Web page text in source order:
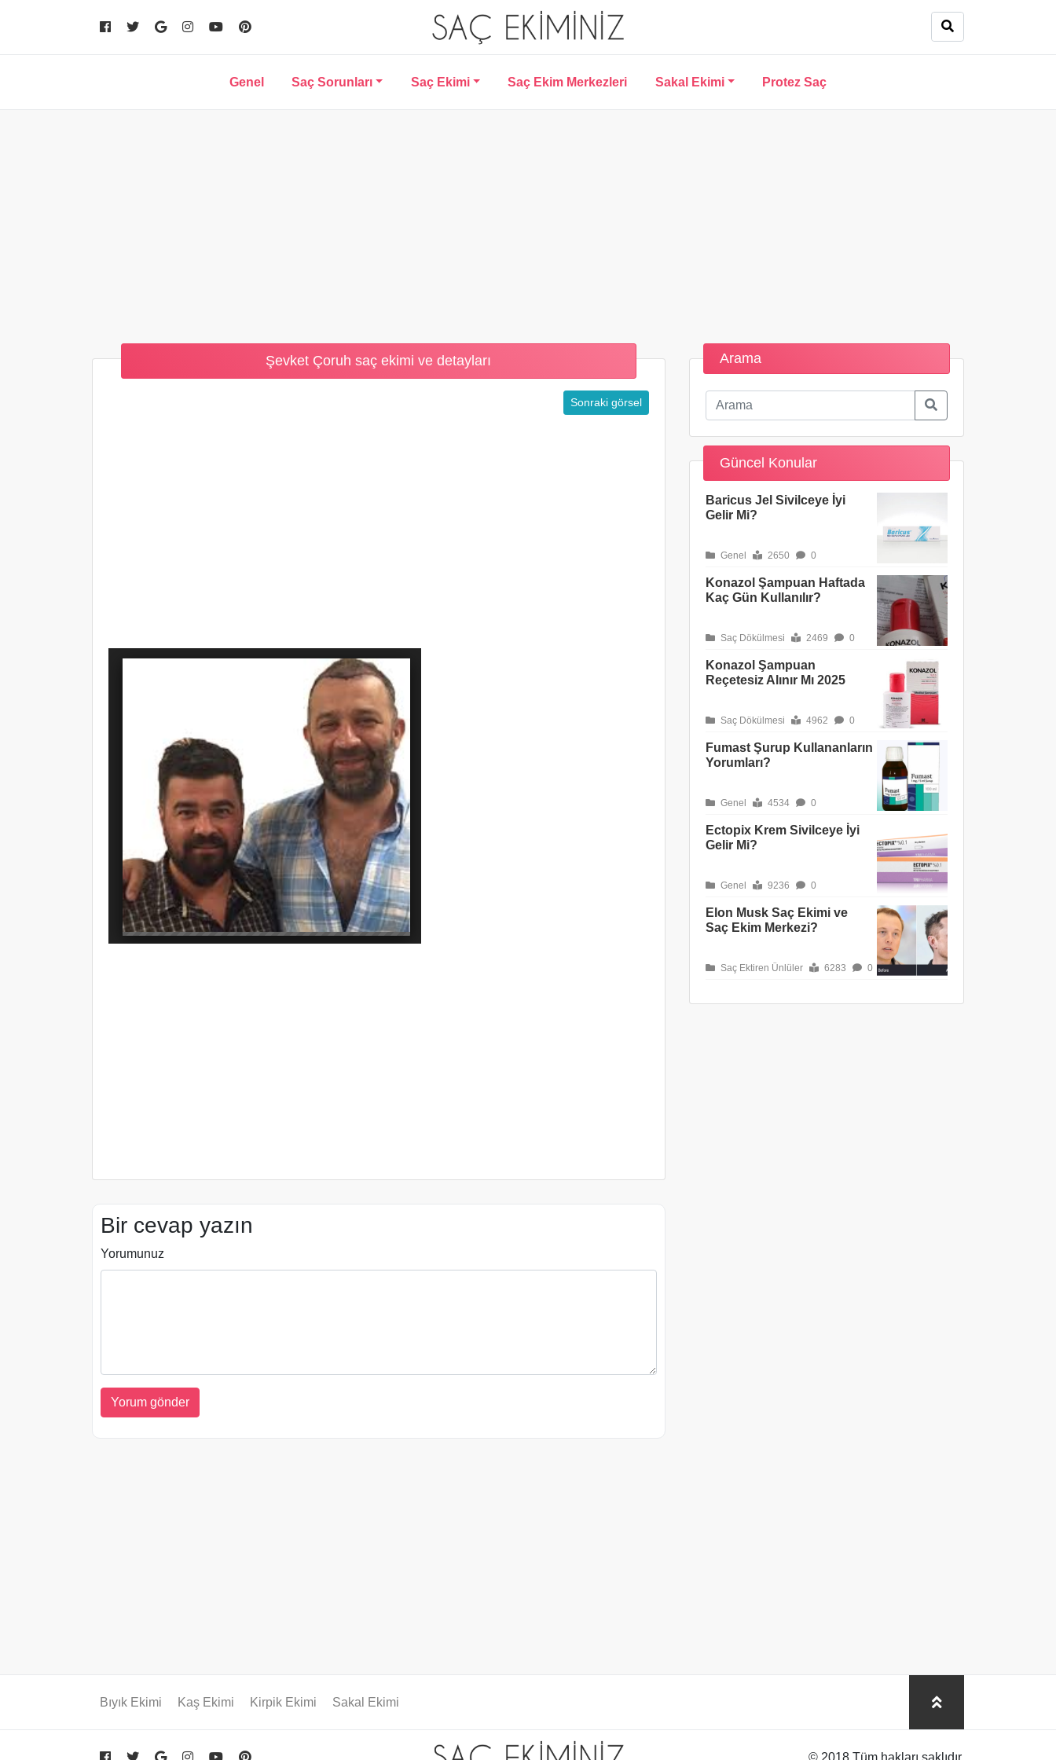
Genel Saç Sorunları Saç Ekimi Saç Ekim Merkezleri Sakal Ekimi Protez Saç
Şevket Çoruh saç ekimi ve detayları
Sonraki görsel
Bir cevap yazın
Yorumunuz
Arama
Güncel Konular
Baricus Jel Sivilceye İyi
Gelir Mi?
Genel 2650 0
Konazol Şampuan Haftada
Kaç Gün Kullanılır?
Saç Dökülmesi 2469 0
Konazol Şampuan
Reçetesiz Alınır Mı 2025
Saç Dökülmesi 4962 0
Fumast Şurup Kullananların
Yorumları?
Genel 4534 0
Ectopix Krem Sivilceye İyi
Gelir Mi?
Genel 9236 0
Elon Musk Saç Ekimi ve
Saç Ekim Merkezi?
Saç Ektiren Ünlüler 6283 0
Bıyık Ekimi Kaş Ekimi Kirpik Ekimi Sakal Ekimi
© 2018 Tüm hakları saklıdır.